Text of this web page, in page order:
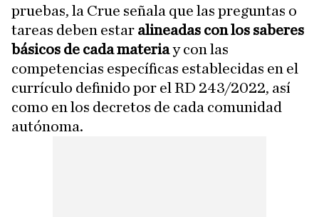
pruebas, la Crue señala que las preguntas o
tareas deben estar alineadas con los saberes
básicos de cada materiay con las
competencias específicas establecidas en el
currículo definido por el RD 243/2022, así
como en los decretos de cada comunidad
autónoma.